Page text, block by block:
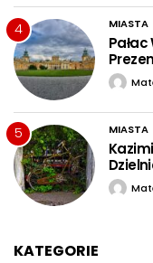
4 MIASTA
5 MIASTA
KATEGORIE